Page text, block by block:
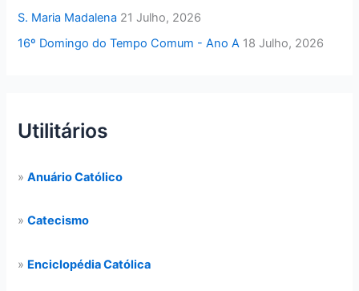
S. Maria Madalena 21 Julho, 2026
16º Domingo do Tempo Comum - Ano A 18 Julho, 2026
Utilitários
»Anuário Católico
»Catecismo
» Enciclopédia Católica